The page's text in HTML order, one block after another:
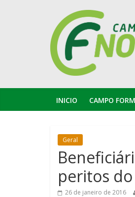
INICIO CAMPO
Geral
peritos do
26 de janeiro de 2016